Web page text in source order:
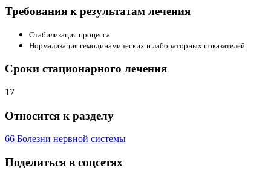
Требования к результатам лечения
Стабилизация процесса
Нормализация гемодинамических и лабораторных показателей
Сроки стационарного лечения
17
Относится к разделу
66 Болезни нервной системы
Поделиться в соцсетях